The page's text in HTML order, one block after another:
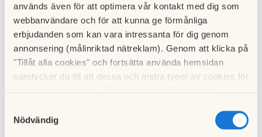
används även för att optimera vår kontakt med dig som
webbanvändare och för att kunna ge förmånliga
erbjudanden som kan vara intressanta för dig genom
annonsering (målinriktad nätreklam). Genom att klicka på
"Tillåt alla cookies" och fortsätta använda hemsidan
samtycker du till att dessa och andra typer av cookies för
cookies och välja att endast tillåta ett urval.
Nödvändig
Info
från
Tele2 /
kanaler
06